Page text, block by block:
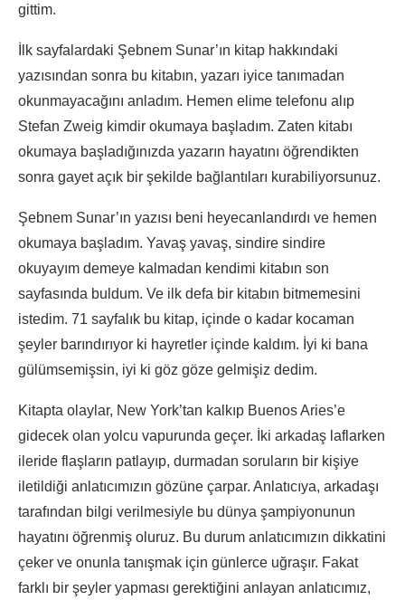
gittim.
İlk sayfalardaki Şebnem Sunar’ın kitap hakkındaki
yazısından sonra bu kitabın, yazarı iyice tanımadan
okunmayacağını anladım. Hemen elime telefonu alıp
Stefan Zweig kimdir okumaya başladım. Zaten kitabı
okumaya başladığınızda yazarın hayatını öğrendikten
sonra gayet açık bir şekilde bağlantıları kurabiliyorsunuz.
Şebnem Sunar’ın yazısı beni heyecanlandırdı ve hemen
okumaya başladım. Yavaş yavaş, sindire sindire
okuyayım demeye kalmadan kendimi kitabın son
sayfasında buldum. Ve ilk defa bir kitabın bitmemesini
istedim. 71 sayfalık bu kitap, içinde o kadar kocaman
şeyler barındırıyor ki hayretler içinde kaldım. İyi ki bana
gülümsemişsin, iyi ki göz göze gelmişiz dedim.
Kitapta olaylar, New York’tan kalkıp Buenos Aries’e
gidecek olan yolcu vapurunda geçer. İki arkadaş laflarken
ileride flaşların patlayıp, durmadan soruların bir kişiye
iletildiği anlatıcımızın gözüne çarpar. Anlatıcıya, arkadaşı
tarafından bilgi verilmesiyle bu dünya şampiyonunun
hayatını öğrenmiş oluruz. Bu durum anlatıcımızın dikkatini
çeker ve onunla tanışmak için günlerce uğraşır. Fakat
farklı bir şeyler yapması gerektiğini anlayan anlatıcımız,